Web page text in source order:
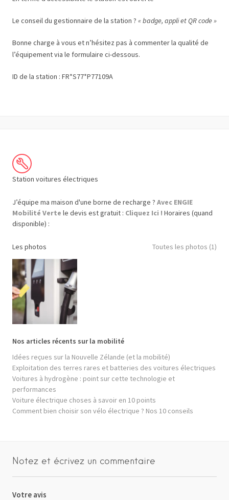
Le conseil du gestionnaire de la station ? « badge, appli et QR code »
Bonne charge à vous et n’hésitez pas à commenter la qualité de
l’équipement via le formulaire ci-dessous.
ID de la station : FR*S77*P77109A
Station voitures électriques
J’équipe ma maison d'une borne de recharge ? Avec ENGIE
Mobilité Verte le devis est gratuit : Cliquez Ici ! Horaires (quand
disponible) :
Les photos Toutes les photos (1)
Nos articles récents sur la mobilité
Idées reçues sur la Nouvelle Zélande (et la mobilité)
Exploitation des terres rares et batteries des voitures électriques
Voitures à hydrogène : point sur cette technologie et
performances
Voiture électrique choses à savoir en 10 points
Comment bien choisir son vélo électrique ? Nos 10 conseils
Notez et écrivez un commentaire
Votre avis